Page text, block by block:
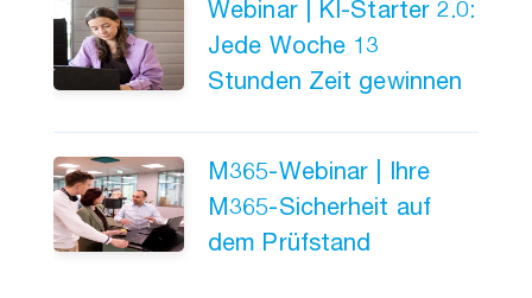
Webinar | KI-Starter 2.0:
Jede Woche 13
Stunden Zeit gewinnen
M365-Webinar | Ihre
M365-Sicherheit auf
dem Prüfstand